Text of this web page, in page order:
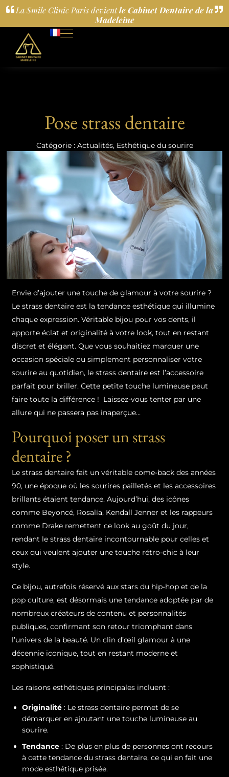
La Smile Clinic Paris devientle Cabinet Dentaire de la
Madeleine
Pose strass dentaire
Catégorie : Actualités, Esthétique du sourire
Envie d’ajouter une touche de glamour à votre sourire ?
Le strass dentaire est la tendance esthétique qui illumine
chaque expression. Véritable bijou pour vos dents, il
apporte éclat et originalité à votre look, tout en restant
discret et élégant. Que vous souhaitiez marquer une
occasion spéciale ou simplement personnaliser votre
sourire au quotidien, le strass dentaire est l’accessoire
parfait pour briller. Cette petite touche lumineuse peut
faire toute la différence ! Laissez-vous tenter par une
allure qui ne passera pas inaperçue…
Pourquoi poser un strass
dentaire ?
Le strass dentaire fait un véritable come-back des années
90, une époque où les sourires pailletés et les accessoires
brillants étaient tendance. Aujourd’hui, des icônes
comme Beyoncé, Rosalía, Kendall Jenner et les rappeurs
comme Drake remettent ce look au goût du jour,
rendant le strass dentaire incontournable pour celles et
ceux qui veulent ajouter une touche rétro-chic à leur
style.
Ce bijou, autrefois réservé aux stars du hip-hop et de la
pop culture, est désormais une tendance adoptée par de
nombreux créateurs de contenu et personnalités
publiques, confirmant son retour triomphant dans
l’univers de la beauté. Un clin d’œil glamour à une
décennie iconique, tout en restant moderne et
sophistiqué.
Les raisons esthétiques principales incluent :
Originalité : Le strass dentaire permet de se
démarquer en ajoutant une touche lumineuse au
sourire.
Tendance : De plus en plus de personnes ont recours
à cette tendance du strass dentaire, ce qui en fait une
mode esthétique prisée.